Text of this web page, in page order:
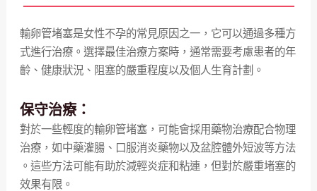
輸卵管堵塞是女性不孕的常見原因之一，它可以通過多種方
式進行治療。選擇最佳治療方案時，通常需要考慮患者的年
齡、健康狀況、阻塞的嚴重程度以及個人生育計劃。
保守治療：
對於一些輕度的輸卵管堵塞，可能會採用藥物治療配合物理
治療，如中藥灌腸、口服消炎藥物以及盆腔體外短波等方法
。這些方法可能有助於減輕炎症和粘連，但對於嚴重堵塞的
效果有限。